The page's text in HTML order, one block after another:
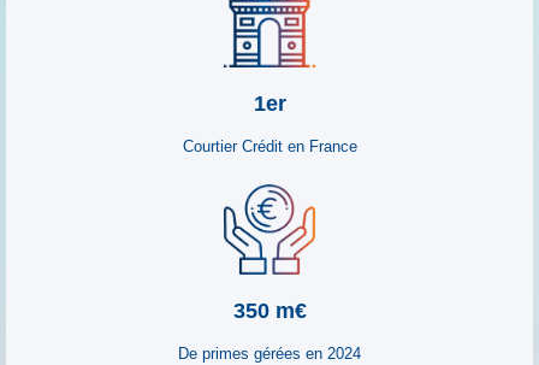
1er
Courtier Créditen France
350 m€
De primes gérées en 2024